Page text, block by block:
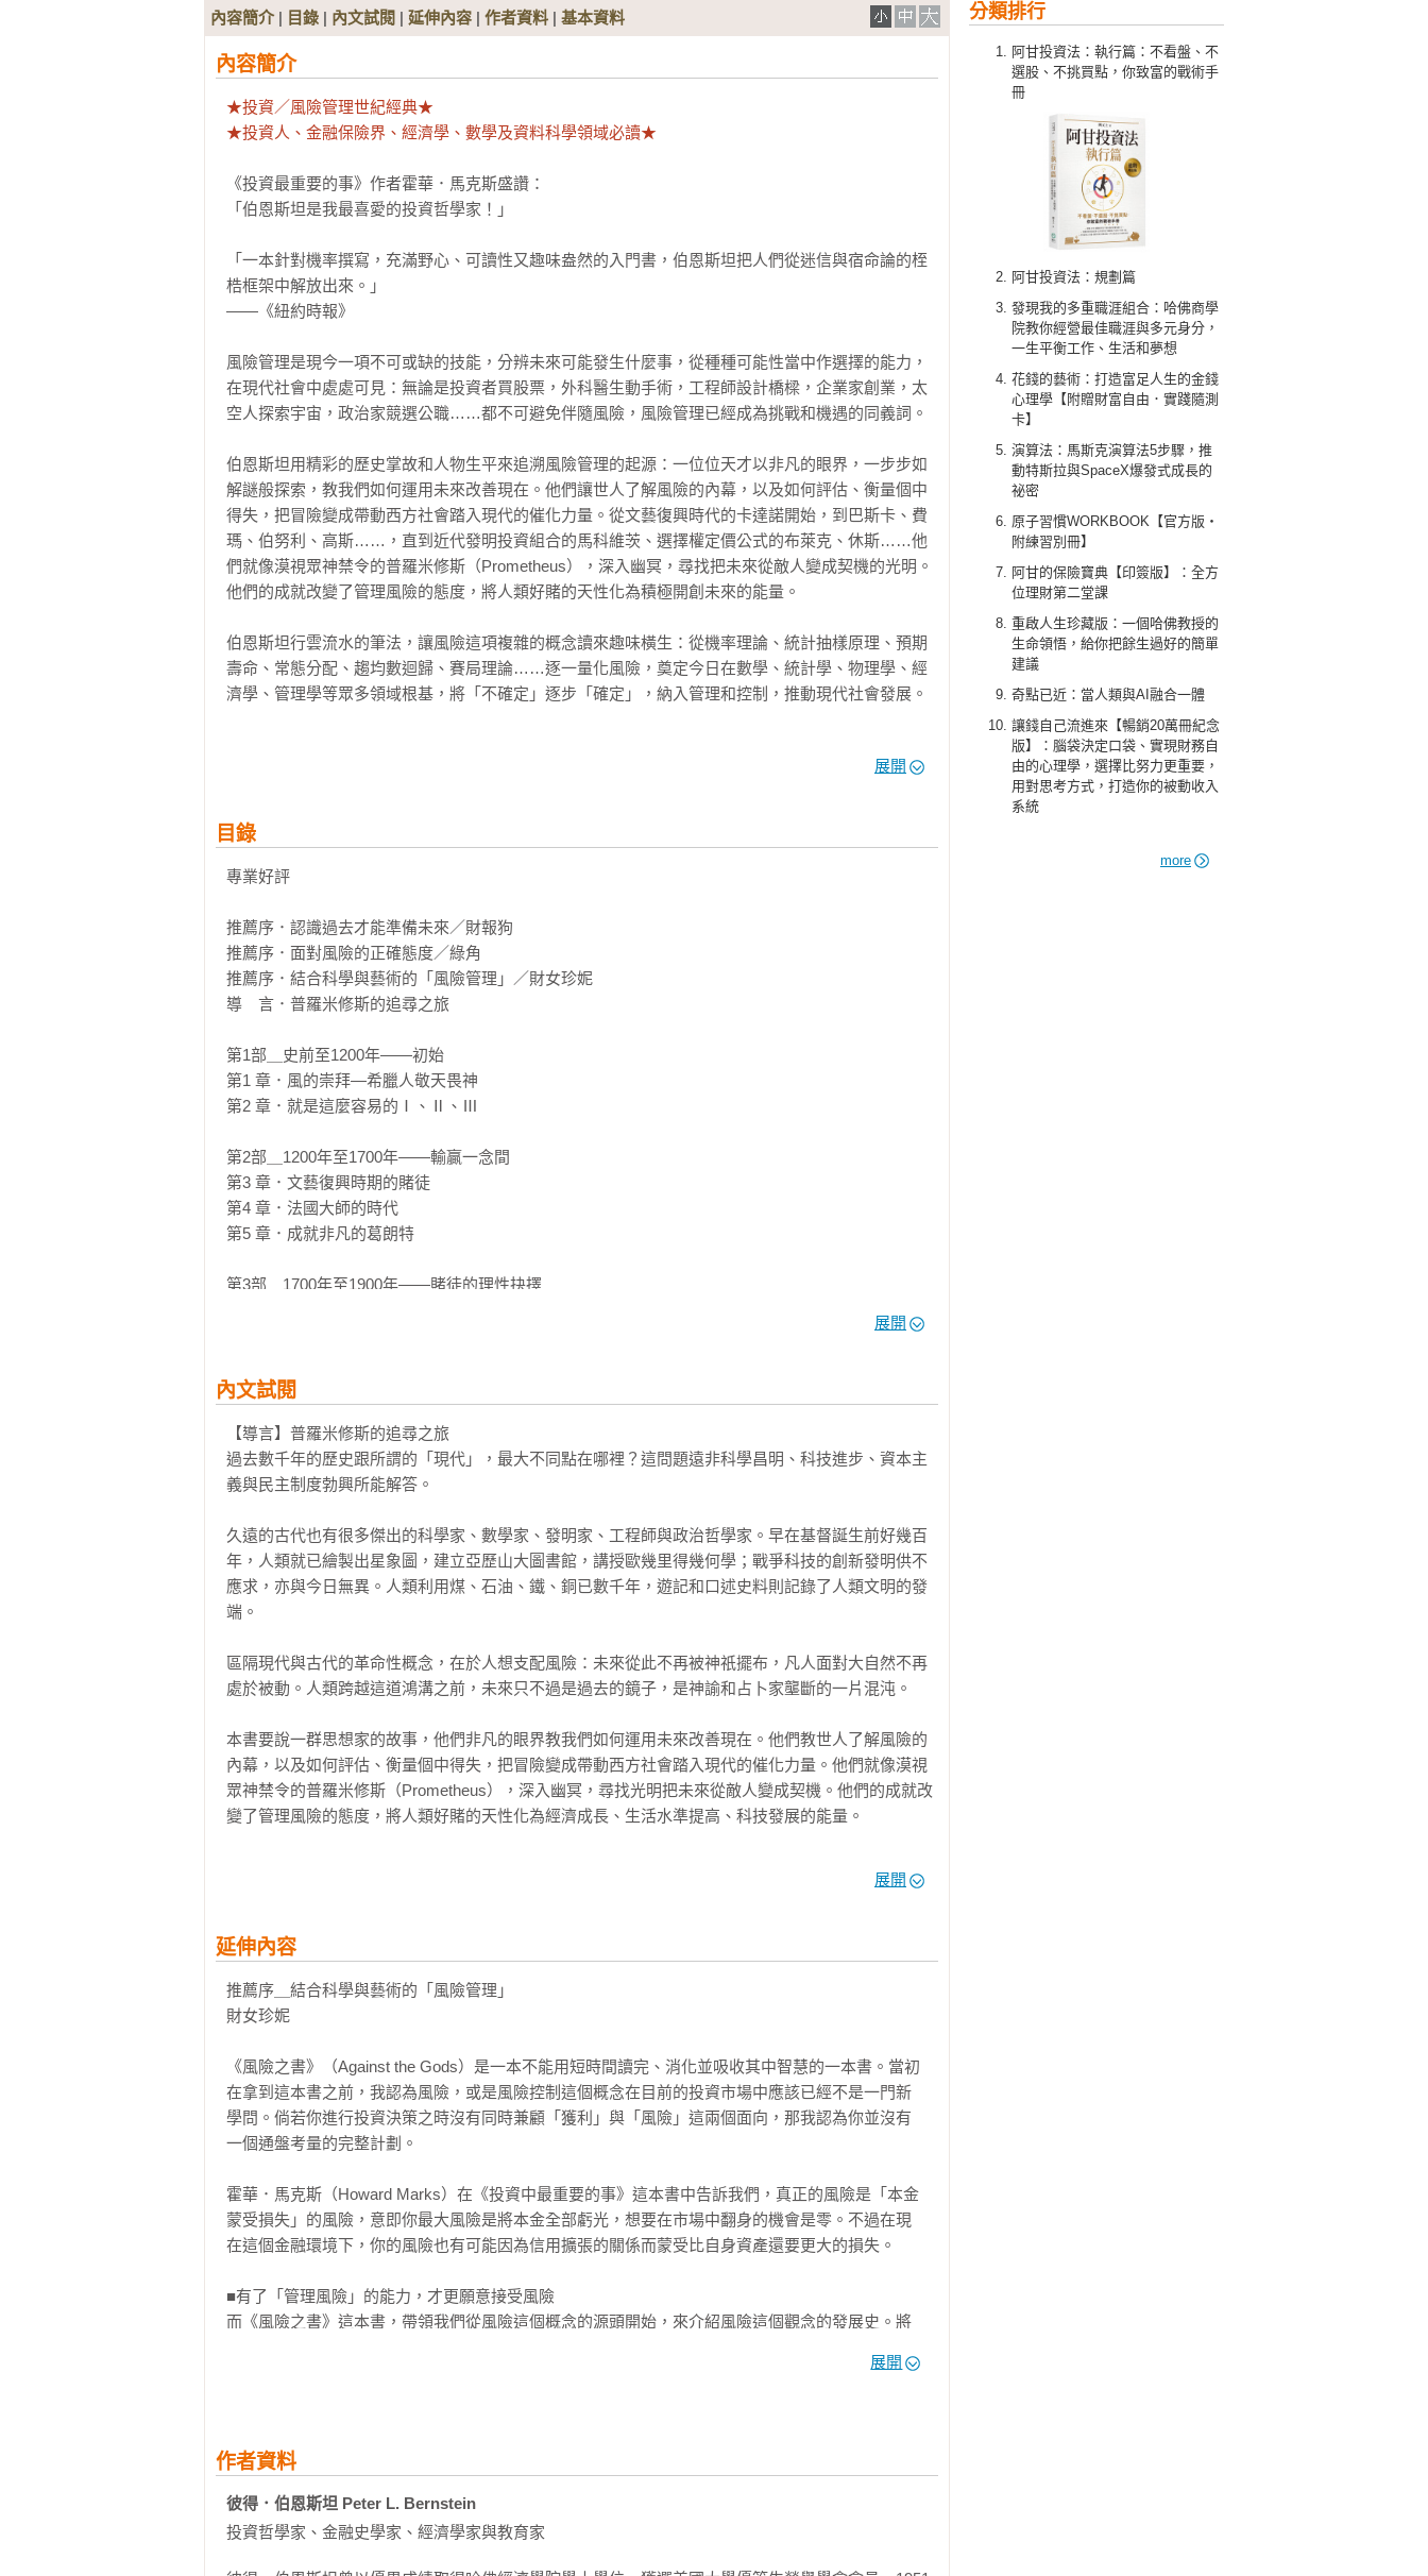
也好，那會是什麼
情況？
分類排行
阿甘投資法：執行篇：不看盤、不
選股、不挑買點，你致富的戰術手
冊
阿甘投資法：規劃篇
發現我的多重職涯組合：哈佛商學
院教你經營最佳職涯與多元身分，
一生平衡工作、生活和夢想
花錢的藝術：打造富足人生的金錢
心理學【附贈財富自由．實踐隨測
卡】
演算法：馬斯克演算法5步驟，推
動特斯拉與SpaceX爆發式成長的
祕密
原子習慣WORKBOOK【官方版‧
附練習別冊】
阿甘的保險寶典【印簽版】：全方
位理財第二堂課
重啟人生珍藏版：一個哈佛教授的
生命領悟，給你把餘生過好的簡單
建議
奇點已近：當人類與AI融合一體
讓錢自己流進來【暢銷20萬冊紀念
版】：腦袋決定口袋、實現財務自
由的心理學，選擇比努力更重要，
用對思考方式，打造你的被動收入
系統
more
內容簡介| 目錄 | 內文試閱 | 延伸內容 | 作者資料 | 基本資料
內容簡介
★投資／風險管理世紀經典★
★投資人、金融保險界、經濟學、數學及資料科學領域必讀★
《投資最重要的事》作者霍華．馬克斯盛讚：
「伯恩斯坦是我最喜愛的投資哲學家！」
「一本針對機率撰寫，充滿野心、可讀性又趣味盎然的入門書，伯恩斯坦把人們從迷信與宿命論的桎
梏框架中解放出來。」
——《紐約時報》
風險管理是現今一項不可或缺的技能，分辨未來可能發生什麼事，從種種可能性當中作選擇的能力，
在現代社會中處處可見：無論是投資者買股票，外科醫生動手術，工程師設計橋樑，企業家創業，太
空人探索宇宙，政治家競選公職……都不可避免伴隨風險，風險管理已經成為挑戰和機遇的同義詞。
伯恩斯坦用精彩的歷史掌故和人物生平來追溯風險管理的起源：一位位天才以非凡的眼界，一步步如
解謎般探索，教我們如何運用未來改善現在。他們讓世人了解風險的內幕，以及如何評估、衡量個中
得失，把冒險變成帶動西方社會踏入現代的催化力量。從文藝復興時代的卡達諾開始，到巴斯卡、費
瑪、伯努利、高斯……，直到近代發明投資組合的馬科維茨、選擇權定價公式的布萊克、休斯……他
們就像漠視眾神禁令的普羅米修斯（Prometheus），深入幽冥，尋找把未來從敵人變成契機的光明。
他們的成就改變了管理風險的態度，將人類好賭的天性化為積極開創未來的能量。
伯恩斯坦行雲流水的筆法，讓風險這項複雜的概念讀來趣味橫生：從機率理論、統計抽樣原理、預期
壽命、常態分配、趨均數迴歸、賽局理論……逐一量化風險，奠定今日在數學、統計學、物理學、經
濟學、管理學等眾多領域根基，將「不確定」逐步「確定」，納入管理和控制，推動現代社會發展。
勝算。凱因斯說：「如果冒險對人類沒有誘惑力……所謂投資就無非是冷冰冰的謀略。」以「風險」
者、追尋高風險的投機客、不知風險的賭徒，皆能成為更理性成功的投資人。
◎本書特色
「風險」是企業經營、股市投資、金融保險等一切行為得以建立的要素，也是化人類賭性為經濟成
長、生活水準提高、科技發展的動力。想要支配不確定的未來，本書必讀。
2. 述說人類探索風險的傳奇，指引你馴服風險之路
維茨、選擇權定價公式的布萊克、休斯，歷代數學家運用機率、抽樣原理、趨均數迴歸、賽局理論等
統計技術，看歷來天才們如何把風險從「受到損失的可能」變成「獲利的良機」。
小說般的筆法、史詩般的追尋，讀者如同與偉大思想家同歷一次次知性冒險。
◎各界名家推薦
高伯瑞（前美國經濟學會主席、經濟史學家）
王伯達（財經自媒體《王伯達觀點》）
賴以威（台師大電機系副教授、數感實驗室共同創辦人）
財女珍妮（《美股投資學》作者）
展開
目錄
專業好評
推薦序．認識過去才能準備未來／財報狗
推薦序．面對風險的正確態度／綠角
推薦序．結合科學與藝術的「風險管理」／財女珍妮
導　言．普羅米修斯的追尋之旅
第1部＿史前至1200年——初始
第1 章．風的崇拜—希臘人敬天畏神
第2 章．就是這麼容易的Ⅰ、Ⅱ、Ⅲ
第2部＿1200年至1700年——輸贏一念間
第3 章．文藝復興時期的賭徒
第4 章．法國大師的時代
第5 章．成就非凡的葛朗特
第3部＿1700年至1900年——賭徒的理性抉擇
第9 章．大腦扭傷的人
第11 章．創造幸福人生
第4部＿1900年至1960年——衝破蒙昧
第13 章．你的決策可以改變世界
第14 章．遊戲人間的馮．紐曼
第15 章．有價證券投資風險
第16 章．世無常數
第17 章．理論警察
第19 章．等待野性
致　　謝
註　　解
展開
內文試閱
【導言】普羅米修斯的追尋之旅
過去數千年的歷史跟所謂的「現代」，最大不同點在哪裡？這問題遠非科學昌明、科技進步、資本主
義與民主制度勃興所能解答。
久遠的古代也有很多傑出的科學家、數學家、發明家、工程師與政治哲學家。早在基督誕生前好幾百
年，人類就已繪製出星象圖，建立亞歷山大圖書館，講授歐幾里得幾何學；戰爭科技的創新發明供不
應求，亦與今日無異。人類利用煤、石油、鐵、銅已數千年，遊記和口述史料則記錄了人類文明的發
端。
區隔現代與古代的革命性概念，在於人想支配風險：未來從此不再被神祇擺布，凡人面對大自然不再
處於被動。人類跨越這道鴻溝之前，未來只不過是過去的鏡子，是神諭和占卜家壟斷的一片混沌。
本書要說一群思想家的故事，他們非凡的眼界教我們如何運用未來改善現在。他們教世人了解風險的
內幕，以及如何評估、衡量個中得失，把冒險變成帶動西方社會踏入現代的催化力量。他們就像漠視
眾神禁令的普羅米修斯（Prometheus），深入幽冥，尋找光明把未來從敵人變成契機。他們的成就改
變了管理風險的態度，將人類好賭的天性化為經濟成長、生活水準提高、科技發展的能量。
家所發現的風險本質、「選擇」的技巧與學說，則是今日世界各國亟於加入的現代市場經濟的核心。
生命中的美好。
分辨未來可能發生什麼事，從種種可能性當中選擇的能力，在現代社會中處處可見。風險管理在決策
上的應用非常廣泛，從財富分配到保障公共衛生，從與敵國作戰到實施家庭計畫，從支付保險 到行車
舊時代的農耕、生產、商業管理、通訊工具都非常簡單，損壞更是家常便飯，但也不需要找水電工、
電腦工程師――甚或會計師、投資顧問――就能解決。一個零件故障，幾乎不可能對其他零件產生直
接的影響。然而到了今天，我們所使用的工具變得非常複雜，小毛病可能導致大災難，後果不堪設
法設計跨越寬闊河面的大橋，住家取暖就還得靠壁爐，電力事業會不復存在；我們的子女就還會受小
兒麻痺摧殘，天上也不會有飛機，太空旅行就只是夢想 。若非存在各式各樣的保險提供保障，家庭經
濟支柱突遇凶厄，家中幼童就只好挨餓或靠救濟為生，也讓更多人得不到醫療照護，就只有最富裕的
多。
要不是有流動資金市場幫助儲蓄戶分散風險，要是只准許投資人持有一種股票（早期資本主義就是如
此），我們這時代最富創意的大企業――例如微軟、默克（Merck）、杜邦、美鋁（Alcoa）、波音、
■帕契歐里難題
現代風險觀念的基礎，建立在七、八百年前傳到西方的印度—阿拉伯數字系統之上。但真正的風險研
究卻晚至文藝復興時期才開始：那是個擺脫舊體制、公開向存續已久的信念挑戰的時代；是個即將展
展開
延伸內容
推薦序＿結合科學與藝術的「風險管理」
財女珍妮
《風險之書》（Against the Gods）是一本不能用短時間讀完、消化並吸收其中智慧的一本書。當初
在拿到這本書之前，我認為風險，或是風險控制這個概念在目前的投資市場中應該已經不是一門新
學問。倘若你進行投資決策之時沒有同時兼顧「獲利」與「風險」這兩個面向，那我認為你並沒有
一個通盤考量的完整計劃。
霍華．馬克斯（Howard Marks）在《投資中最重要的事》這本書中告訴我們，真正的風險是「本金
蒙受損失」的風險，意即你最大風險是將本金全部虧光，想要在市場中翻身的機會是零。不過在現
在這個金融環境下，你的風險也有可能因為信用擴張的關係而蒙受比自身資產還要更大的損失。
■有了「管理風險」的能力，才更願意接受風險
而《風險之書》這本書，帶領我們從風險這個概念的源頭開始，來介紹風險這個觀念的發展史。將
答案，它不是非黑即白，也無法藉由縝密的數學或科學來計算。直到今日，風險仍是源自我們對於
在尚未有風險這個概念存在（或人們尚未賦予它這個名字）之前，人們是怎麼去思考風險這件事？
本書的英文書名「Against the Gods」提供了答案，我們之所以可以與眾不同的原因，在於幸運之神
恰好降臨在我們身上。不過，如果我們認為幸運之神之所以選擇自己，是因為某種特別的因素，那
我們可能高估自己的能力了。
展開
作者資料
彼得．伯恩斯坦 Peter L. Bernstein
投資哲學家、金融史學家、經濟學家與教育家